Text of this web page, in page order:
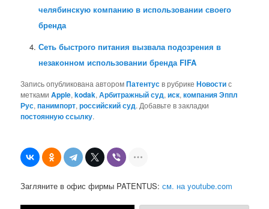
челябинскую компанию в использовании своего
бренда
Сеть быстрого питания вызвала подозрения в
незаконном использовании бренда FIFA
Запись опубликована авторомПатентусв рубрикеНовостис
меткамиApple,kodak,Арбитражный суд,иск,компания Эппл
Рус,панимпорт,российский суд. Добавьте в закладки
постоянную ссылку.
Загляните в офис фирмы PATENTUS:см. на youtube.com